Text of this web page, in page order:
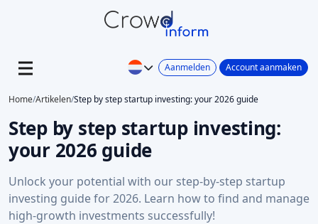
Aanmelden Account aanmaken
Home/Artikelen/Step by step startup investing: your 2026 guide
Step by step startup investing:
your 2026 guide
Unlock your potential with our step-by-step startup
investing guide for 2026. Learn how to find and manage
high-growth investments successfully!